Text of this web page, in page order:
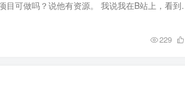
前几天，有个朋友打电话给我，问我流量卡项目可
229